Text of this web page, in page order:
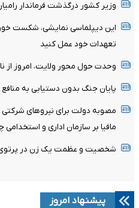
وزیر کشور درگذشت فرماندار
این دیپلماسی نمایشی، شکست
تعهدات خود عمل کنید
وحدت حول محور ولایت، امروز
پایان جنگ بدون دستیابی به
مصوبه دولت برای نیروهای شرکتی
مافیا بر سازمان اداری و استخدامی
شخصیت و عظمت یک زن در
پیشنهاد امروز